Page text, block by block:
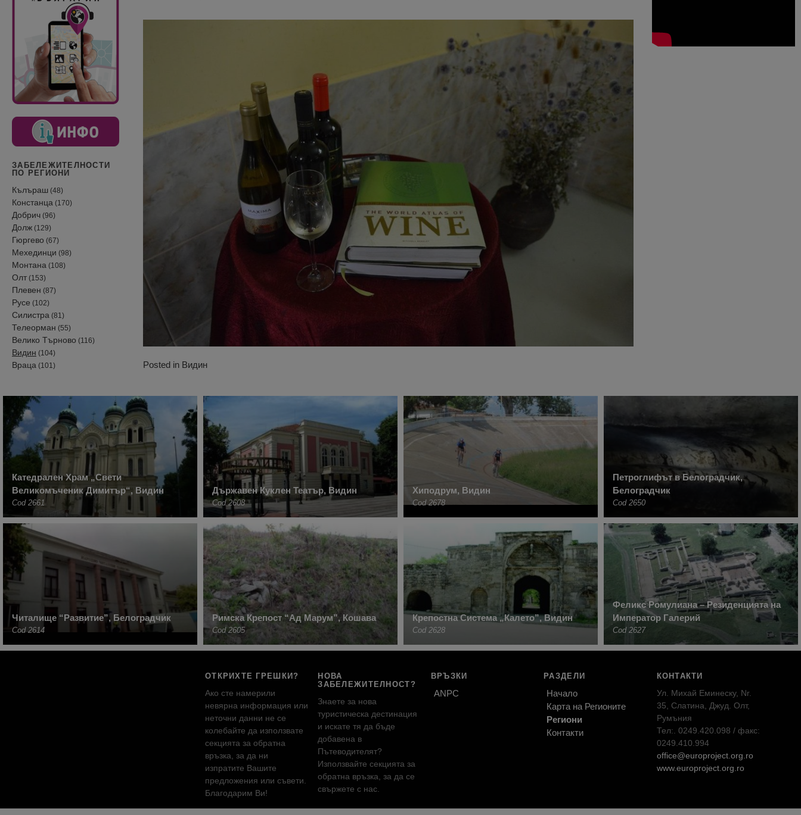
ЗАБЕЛЕЖИТЕЛНОСТИ
ПО РЕГИОНИ
Кълъраш (48)
Констанца (170)
Добрич (96)
Долж (129)
Гюргево (67)
Мехединци (98)
Монтана (108)
Олт (153)
Плевен (87)
Русе (102)
Силистра (81)
Телеорман (55)
Велико Търново (116)
Видин (104)
Враца (101) Posted in Видин
Катедрален Храм „Свети
Великомъченик Димитър“, Видин
Cod 2661
Държавен Куклен Театър, Видин
Cod 2608
Хиподрум, Видин
Cod 2678
Петроглифът в Белоградчик,
Белоградчик
Cod 2650
Читалище “Развитие”, Белоградчик
Cod 2614
Римска Крепост “Ад Марум”, Кошава
Cod 2605
Крепостна Система „Калето”, Видин
Cod 2628
Феликс Ромулиана – Резиденцията на
Император Галерий
Cod 2627
ОТКРИХТЕ ГРЕШКИ?
Ако сте намерили
невярна информация или
неточни данни не се
колебайте да използвате
секцията за обратна
връзка, за да ни
изпратите Вашите
предложения или съвети.
Благодарим Ви!
НОВА
ЗАБЕЛЕЖИТЕЛНОСТ?
Знаете за нова
туристическа дестинация
и искате тя да бъде
добавена в
Пътеводителят?
Използвайте секцията за
обратна връзка, за да се
свържете с нас.
ВРЪЗКИ
ANPC
РАЗДЕЛИ
Начало
Карта на Регионите
Региони
Контакти
КОНТАКТИ
Ул. Михай Еминеску, Nr.
35, Слатина, Джуд. Олт,
Румъния
Тел:. 0249.420.098 / факс:
0249.410.994
office@europroject.org.ro
www.europroject.org.ro